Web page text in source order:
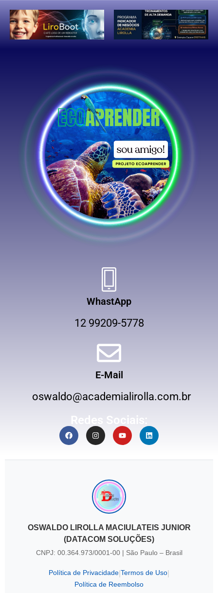
WhastApp
12 99209-5778
E-Mail
oswaldo@academialirolla.com.br
Redes Sociais:
OSWALDO LIROLLA MACIULATEIS JUNIOR
(DATACOM SOLUÇÕES)
CNPJ: 00.364.973/0001-00 | São Paulo – Brasil
Política de Privacidade Termos de Uso
Política de Reembolso